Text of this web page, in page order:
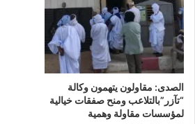
الصدى: مقاولون يتهمون وكالة
“تآزر”بالتلاعب ومنح صفقات خيالية
لمؤسسات مقاولة وهمية